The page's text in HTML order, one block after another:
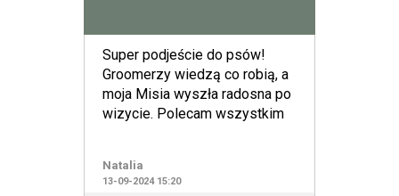
Super podjeście do psów!
Groomerzy wiedzą co robią, a
moja Misia wyszła radosna po
wizycie. Polecam wszystkim
Natalia
13-09-2024 15:20